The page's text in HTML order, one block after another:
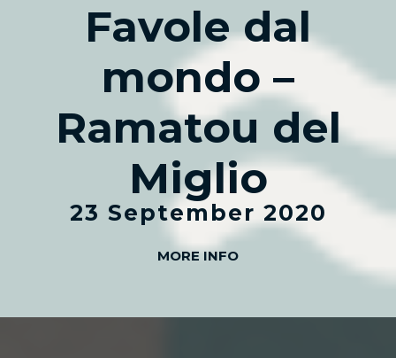
Favole dal
mondo –
Ramatou del
Miglio
23 September 2020
MORE INFO